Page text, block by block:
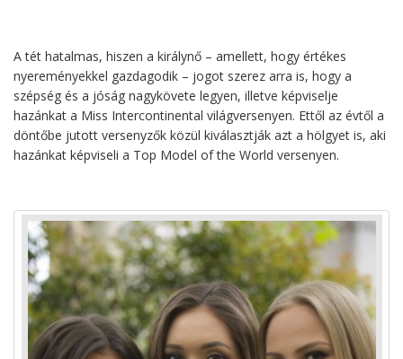
A tét hatalmas, hiszen a királynő – amellett, hogy értékes
nyereményekkel gazdagodik – jogot szerez arra is, hogy a
szépség és a jóság nagykövete legyen, illetve képviselje
hazánkat a Miss Intercontinental világversenyen. Ettől az évtől a
döntőbe jutott versenyzők közül kiválasztják azt a hölgyet is, aki
hazánkat képviseli a Top Model of the World versenyen.